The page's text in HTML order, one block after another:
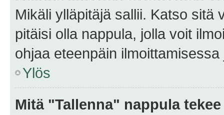
Mikäli ylläpitäjä sallii. Katso sitä
pitäisi olla nappula, jolla voit
ohjaa eteenpäin
Ylös
Mitä "Tallenna" nappula